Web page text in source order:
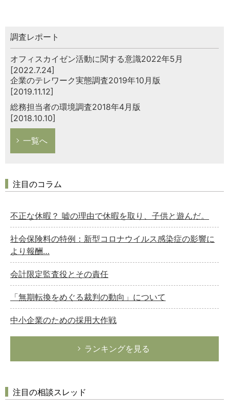
調査レポート
オフィスカイゼン活動に関する意識2022年5月
[2022.7.24]
企業のテレワーク実態調査2019年10月版
[2019.11.12]
総務担当者の環境調査2018年4月版
[2018.10.10]
一覧へ
注目のコラム
不正な休暇？ 嘘の理由で休暇を取り、子供と遊んだ。
社会保険料の特例：新型コロナウイルス感染症の影響に
より報酬…
会計限定監査役とその責任
「無期転換をめぐる裁判の動向」について
中小企業のための採用大作戦
ランキングを見る
注目の相談スレッド